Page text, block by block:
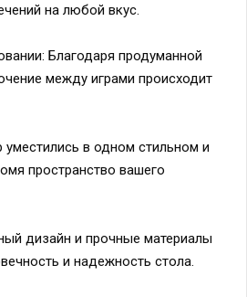
на любой вкус.
Благодаря продуманной
между играми происходит
уместились в одном стильном и
пространство вашего
дизайн и прочные материалы
и надежность стола.